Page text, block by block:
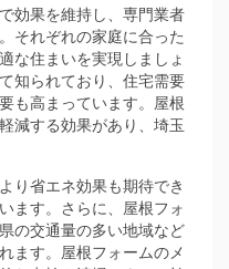
効果を維持し、専門業者
それぞれの家庭に合った
な住まいを実現しましょ
知られており、住宅需要
も高まっています。屋根
減する効果があり、埼玉
り省エネ効果も期待でき
ます。さらに、屋根フォ
の交通量の多い地域など
ます。屋根フォームのメ